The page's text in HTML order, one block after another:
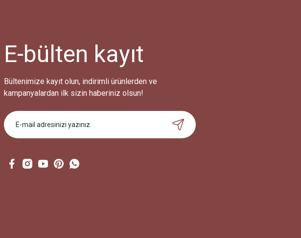
Bu ürüne benzer farklı alternatifler olmalı.
E-bülten kayıt
Bültenimize kayıt olun, indirimli ürünlerden ve
kampanyalardan ilk sizin haberiniz olsun!